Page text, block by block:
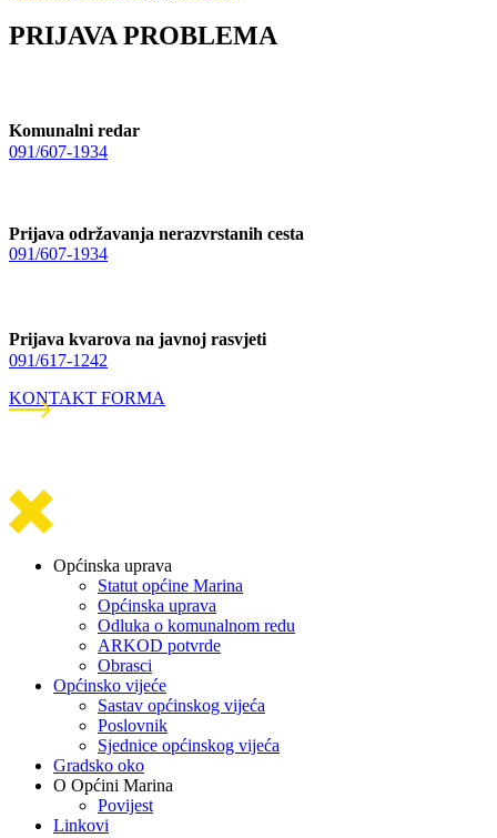
PRIJAVA PROBLEMA
Komunalni redar
091/607-1934
Prijava održavanja nerazvrstanih cesta
091/607-1934
Prijava kvarova na javnoj rasvjeti
091/617-1242
KONTAKT FORMA
Općinska uprava
Statut općine Marina
Općinska uprava
Odluka o komunalnom redu
ARKOD potvrde
Obrasci
Općinsko vijeće
Sastav općinskog vijeća
Poslovnik
Sjednice općinskog vijeća
Gradsko oko
O Općini Marina
Povijest
Linkovi